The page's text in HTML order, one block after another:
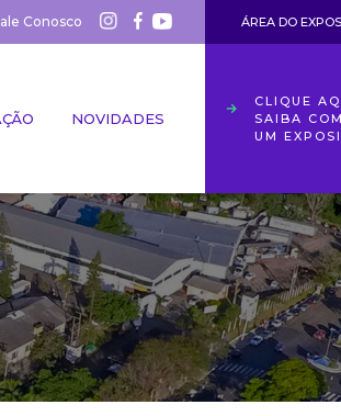
Conosco ÁREA DO
NOVIDADES
CLIQUE
SAIBA
UM